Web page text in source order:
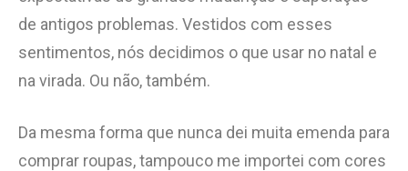
de antigos problemas. Vestidos com esses
sentimentos, nós decidimos o que usar no natal e
na virada. Ou não, também.
Da mesma forma que nunca dei muita emenda para
comprar roupas, tampouco me importei com cores